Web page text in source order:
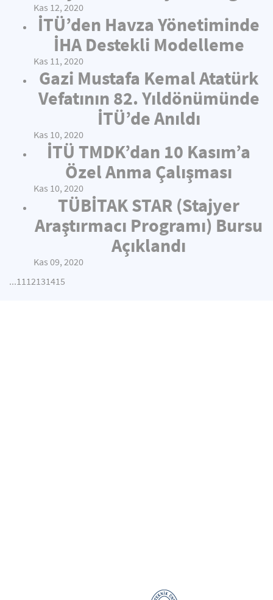
Kas 12, 2020
İTÜ’den Havza Yönetiminde
İHA Destekli Modelleme
Kas 11, 2020
Gazi Mustafa Kemal Atatürk
Vefatının 82. Yıldönümünde
İTÜ’de Anıldı
Kas 10, 2020
İTÜ TMDK’dan 10 Kasım’a
Özel Anma Çalışması
Kas 10, 2020
TÜBİTAK STAR (Stajyer
Araştırmacı Programı) Bursu
Açıklandı
Kas 09, 2020
...1112131415